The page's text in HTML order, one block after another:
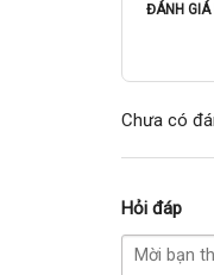
ĐÁNH GIÁ
Chưa có
Hỏi đáp